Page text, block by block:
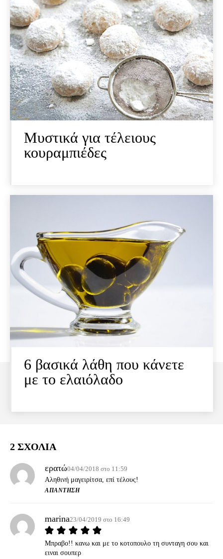
Μυστικά για τέλειους
κουραμπιέδες
6 βασικά λάθη που κάνετε
με το ελαιόλαδο
2 ΣΧΟΛΙΑ
ερατώ04/04/2018 στο 11:59
Αληθινή μαγειρίτσα, επί τέλους!
ΑΠΆΝΤΗΣΗ
marina23/04/2019 στο 16:49
Μπραβο!! κανω και με το κοτοπουλο τη συνταγη σου και
ειναι σουπερ